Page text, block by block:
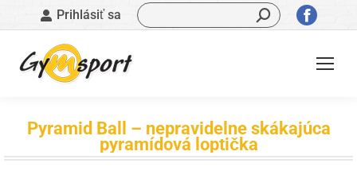
Prihlásiť sa Vyhľadávanie:
sa
otvorí
Pyramid Ball – nepravidelne skákajúca
pyramídová loptička